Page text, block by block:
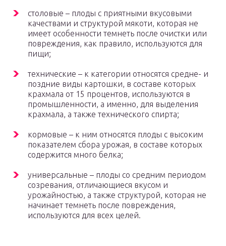
столовые – плоды с приятными вкусовыми
качествами и структурой мякоти, которая не
имеет особенности темнеть после очистки или
повреждения, как правило, используются для
пищи;
технические – к категории относятся средне- и
поздние виды картошки, в составе которых
крахмала от 15 процентов, используются в
промышленности, а именно, для выделения
крахмала, а также технического спирта;
кормовые – к ним относятся плоды с высоким
показателем сбора урожая, в составе которых
содержится много белка;
универсальные – плоды со средним периодом
созревания, отличающиеся вкусом и
урожайностью, а также структурой, которая не
начинает темнеть после повреждения,
используются для всех целей.